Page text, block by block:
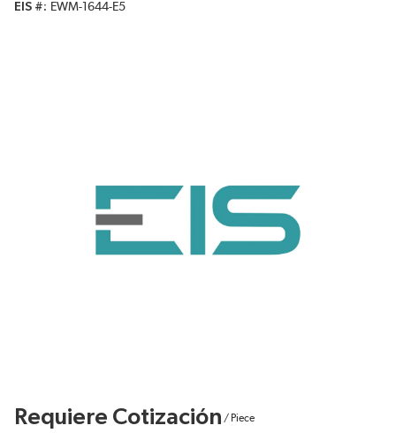
EIS #
EWM-1644-E5
Requiere Cotización / Piece